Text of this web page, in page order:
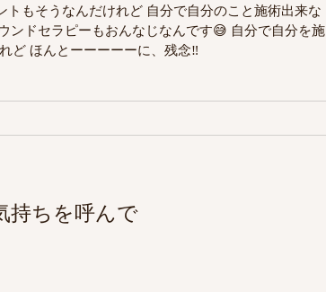
ンドセラピーもおんなじなんです😅 自分で自分を施
ど ほんとーーーーーに、残念‼️
持ちを呼んで